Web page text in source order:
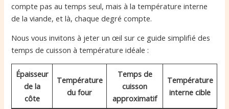
compte pas au temps seul, mais à la température interne
de la viande, et là, chaque degré compte.
Nous vous invitons à jeter un œil sur ce guide simplifié des
temps de cuisson à température idéale :
Épaisseur
de la
côte
Température
du four
Temps de
cuisson
approximatif
Température
interne cible